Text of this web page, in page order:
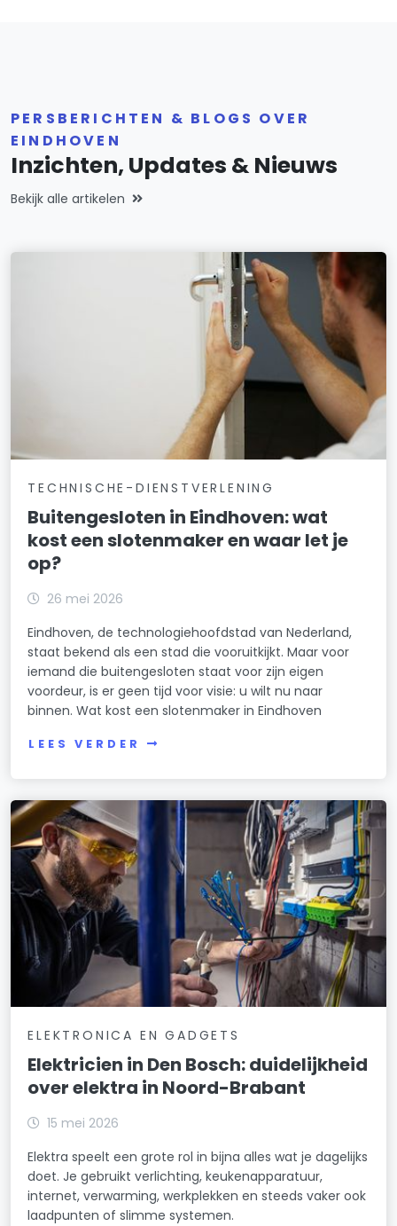
PERSBERICHTEN & BLOGS OVER
EINDHOVEN
Inzichten, Updates & Nieuws
Bekijk alle artikelen
TECHNISCHE-DIENSTVERLENING
Buitengesloten in Eindhoven: wat
kost een slotenmaker en waar let je
op?
26 mei 2026
Eindhoven, de technologiehoofdstad van Nederland,
staat bekend als een stad die vooruitkijkt. Maar voor
iemand die buitengesloten staat voor zijn eigen
voordeur, is er geen tijd voor visie: u wilt nu naar
binnen. Wat kost een slotenmaker in Eindhoven
LEES VERDER
ELEKTRONICA EN GADGETS
Elektricien in Den Bosch: duidelijkheid
over elektra in Noord-Brabant
15 mei 2026
Elektra speelt een grote rol in bijna alles wat je dagelijks
doet. Je gebruikt verlichting, keukenapparatuur,
internet, verwarming, werkplekken en steeds vaker ook
laadpunten of slimme systemen.